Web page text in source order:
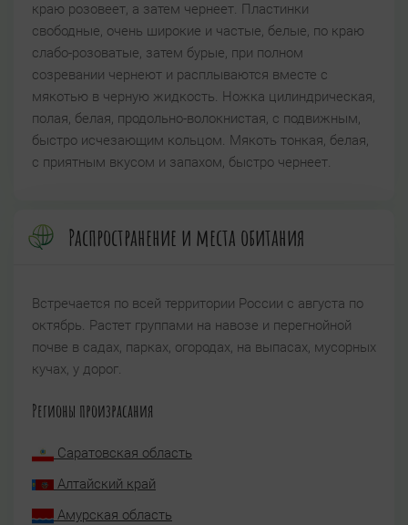
краю розовеет, а затем чернеет. Пластинки
свободные, очень широкие и частые, белые, по краю
слабо-розоватые, затем бурые, при полном
созревании чернеют и расплываются вместе с
мякотью в черную жидкость. Ножка цилиндрическая,
полая, белая, продольно-волокнистая, с подвижным,
быстро исчезающим кольцом. Мякоть тонкая, белая,
с приятным вкусом и запахом, быстро чернеет.
Распространение и места обитания
Встречается по всей территории России с августа по
октябрь. Растет группами на навозе и перегнойной
почве в садах, парках, огородах, на выпасах, мусорных
кучах, у дорог.
Регионы произрасания
Саратовская область
Алтайский край
Амурская область